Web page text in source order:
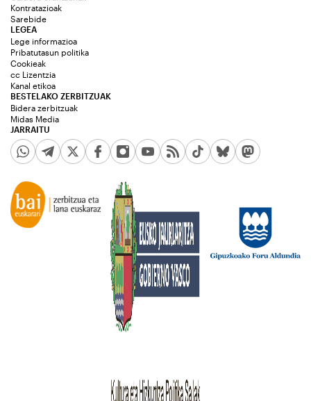
Kontratazioak
Sarebide
JARRAITU
LEGEA
Lege informazioa
Pribatutasun politika
Cookieak
cc Lizentzia
Kanal etikoa
BESTELAKO ZERBITZUAK
Bidera zerbitzuak
Midas Media